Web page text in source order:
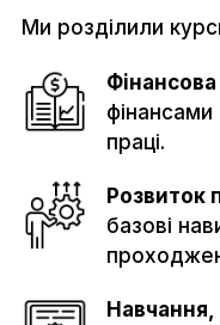
Ми розділили
праці.
Розвиток
базові
Навчання,